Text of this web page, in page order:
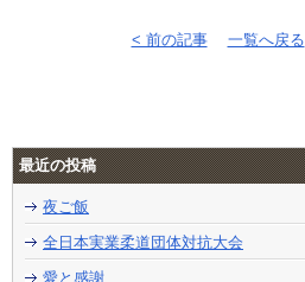
< 前の記事 一覧へ戻る
最近の投稿
夜ご飯
全日本実業柔道団体対抗大会
愛と感謝